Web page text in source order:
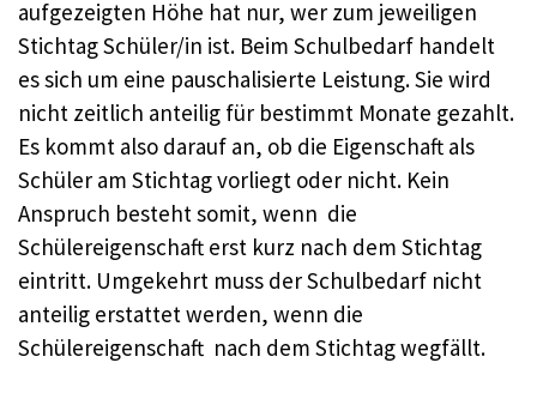
aufgezeigten Höhe hat nur, wer zum jeweiligen
Stichtag Schüler/in ist. Beim Schulbedarf handelt
es sich um eine pauschalisierte Leistung. Sie wird
nicht zeitlich anteilig für bestimmt Monate gezahlt.
Es kommt also darauf an, ob die Eigenschaft als
Schüler am Stichtag vorliegt oder nicht. Kein
Anspruch besteht somit, wenn die
Schülereigenschaft erst kurz nach dem Stichtag
eintritt. Umgekehrt muss der Schulbedarf nicht
anteilig erstattet werden, wenn die
Schülereigenschaft nach dem Stichtag wegfällt.